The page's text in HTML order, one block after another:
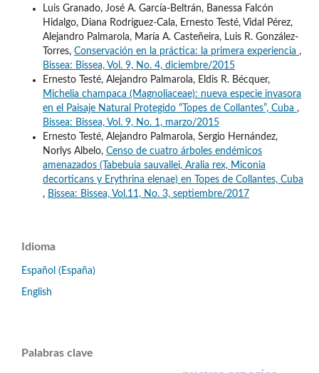
Luis Granado, José A. García-Beltrán, Banessa Falcón
Hidalgo, Diana Rodríguez-Cala, Ernesto Testé, Vidal Pérez,
Alejandro Palmarola, María A. Casteñeira, Luis R. González-
Torres, Conservación en la práctica: la primera experiencia ,
Bissea: Bissea, Vol. 9, No. 4, diciembre/2015
Ernesto Testé, Alejandro Palmarola, Eldis R. Bécquer,
Michelia champaca (Magnoliaceae): nueva especie invasora
en el Paisaje Natural Protegido “Topes de Collantes”, Cuba ,
Bissea: Bissea, Vol. 9, No. 1, marzo/2015
Ernesto Testé, Alejandro Palmarola, Sergio Hernández,
Norlys Albelo, Censo de cuatro árboles endémicos
amenazados (Tabebuia sauvallei, Aralia rex, Miconia
decorticans y Erythrina elenae) en Topes de Collantes, Cuba
, Bissea: Bissea, Vol.11, No. 3, septiembre/2017
Idioma
Español (España)
English
Palabras clave